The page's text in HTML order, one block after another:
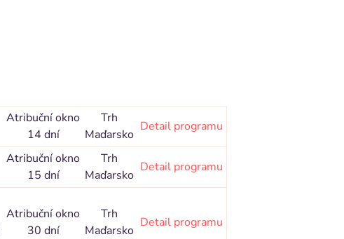
Atribuční okno
14 dní
Trh
Maďarsko
Detail programu
Atribuční okno
15 dní
Trh
Maďarsko
Detail programu
Atribuční okno
30 dní
Trh
Maďarsko
Detail programu